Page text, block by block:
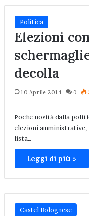
Politica
Elezioni
decolla
10 Aprile 2014 0
Poche novità dalla
elezioni amministrative,
lista…
Leggi di più »
Castel Bolognese